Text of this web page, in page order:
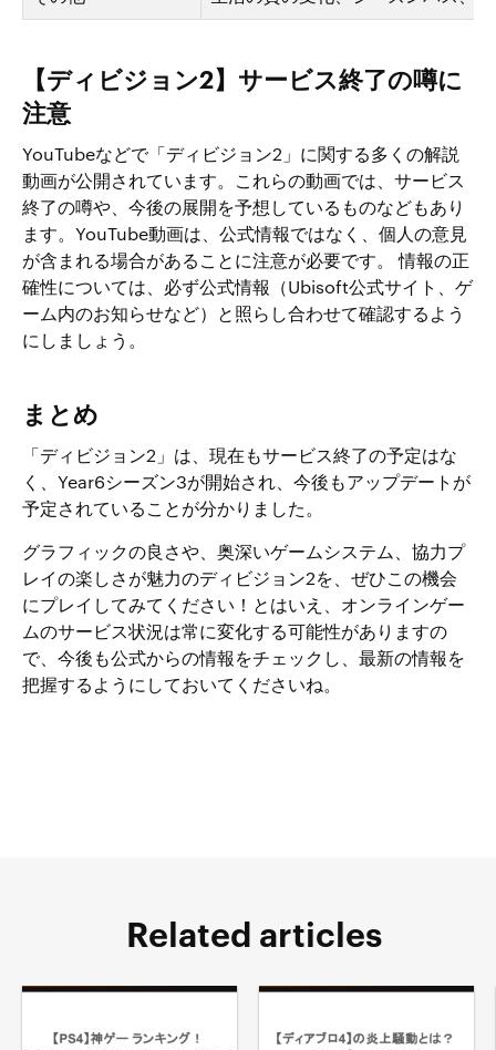
【ディビジョン2】サービス終了の噂に
注意
YouTubeなどで「ディビジョン2」に関する多くの解説
動画が公開されています。これらの動画では、サービス
終了の噂や、今後の展開を予想しているものなどもあり
ます。YouTube動画は、公式情報ではなく、個人の意見
が含まれる場合があることに注意が必要です。 情報の正
確性については、必ず公式情報（Ubisoft公式サイト、ゲ
ーム内のお知らせなど）と照らし合わせて確認するよう
にしましょう。
まとめ
「ディビジョン2」は、現在もサービス終了の予定はな
く、Year6シーズン3が開始され、今後もアップデートが
予定されていることが分かりました。
グラフィックの良さや、奥深いゲームシステム、協力プ
レイの楽しさが魅力のディビジョン2を、ぜひこの機会
にプレイしてみてください！とはいえ、オンラインゲー
ムのサービス状況は常に変化する可能性がありますの
で、今後も公式からの情報をチェックし、最新の情報を
把握するようにしておいてくださいね。
Related articles